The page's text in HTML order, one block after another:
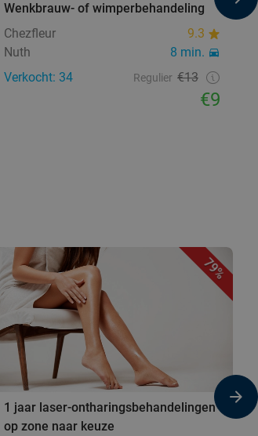
Wenkbrauw- of wimperbehandeling
Chezfleur
9.3
Nuth
8 min.
Verkocht: 34
Regulier €13
€9
79%
1 jaar laser-ontharingsbehandelingen
op zone naar keuze